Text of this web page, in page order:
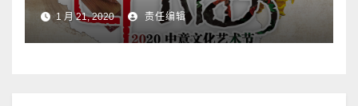
1 月 21, 2020 责任编辑